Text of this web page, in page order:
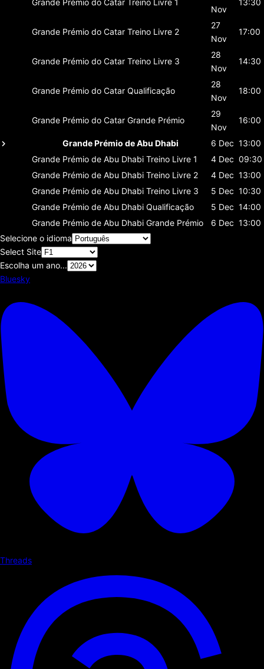
Nov
Grande Prémio do Catar Treino Livre 2
27
Nov
17:00
Grande Prémio do Catar Treino Livre 3
28
Nov
14:30
Grande Prémio do Catar Qualificação
28
Nov
18:00
Grande Prémio do Catar Grande Prémio
29
Nov
16:00
Grande Prémio de Abu Dhabi 6 Dec 13:00
Grande Prémio de Abu Dhabi Treino Livre 1 4 Dec 09:30
Grande Prémio de Abu Dhabi Treino Livre 2 4 Dec 13:00
Grande Prémio de Abu Dhabi Treino Livre 3 5 Dec 10:30
Grande Prémio de Abu Dhabi Qualificação 5 Dec 14:00
Grande Prémio de Abu Dhabi Grande Prémio 6 Dec 13:00
Selecione o idioma
Select Site
Escolha um ano...
Bluesky
Threads